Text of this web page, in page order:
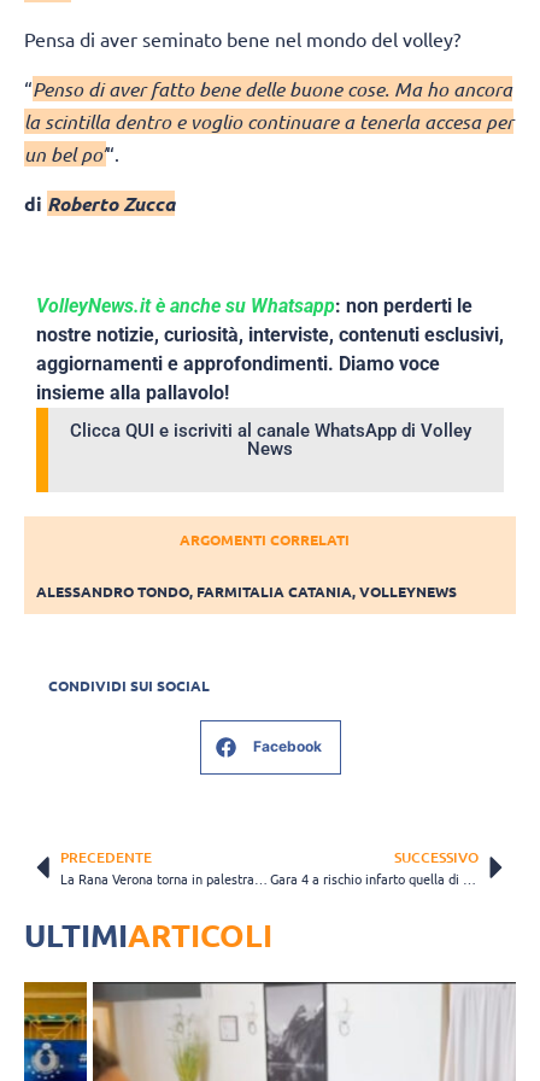
Pensa di aver seminato bene nel mondo del volley?
“Penso di aver fatto bene delle buone cose. Ma ho ancora
la scintilla dentro e voglio continuare a tenerla accesa per
un bel po’“.
di Roberto Zucca
VolleyNews.it è anche su Whatsapp: non perderti le
nostre notizie, curiosità, interviste, contenuti esclusivi,
aggiornamenti e approfondimenti. Diamo voce
insieme alla pallavolo!
Clicca QUI e iscriviti al canale WhatsApp di Volley
News
ARGOMENTI CORRELATI
ALESSANDRO TONDO, FARMITALIA CATANIA,VOLLEYNEWS
CONDIVIDI SUI SOCIAL
Facebook
PRECEDENTE SUCCESSIVO
ULTIMIARTICOLI